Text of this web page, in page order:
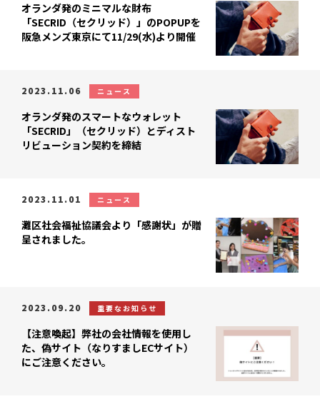
オランダ発のミニマルな財布
「SECRID（セクリッド）」のPOPUPを
阪急メンズ東京にて11/29(水)より開催
2023.11.06 ニュース
オランダ発のスマートなウォレット
「SECRID」（セクリッド）とディスト
リビューション契約を締結
2023.11.01 ニュース
灘区社会福祉協議会より「感謝状」が贈
呈されました。
2023.09.20 重要なお知らせ
【注意喚起】弊社の会社情報を使用し
た、偽サイト（なりすましECサイト）
にご注意ください。